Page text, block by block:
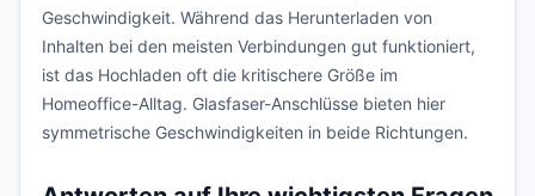
Geschwindigkeit. Während das Herunterladen von
Inhalten bei den meisten Verbindungen gut funktioniert,
ist das Hochladen oft die kritischere Größe im
Homeoffice-Alltag. Glasfaser-Anschlüsse bieten hier
symmetrische Geschwindigkeiten in beide Richtungen.